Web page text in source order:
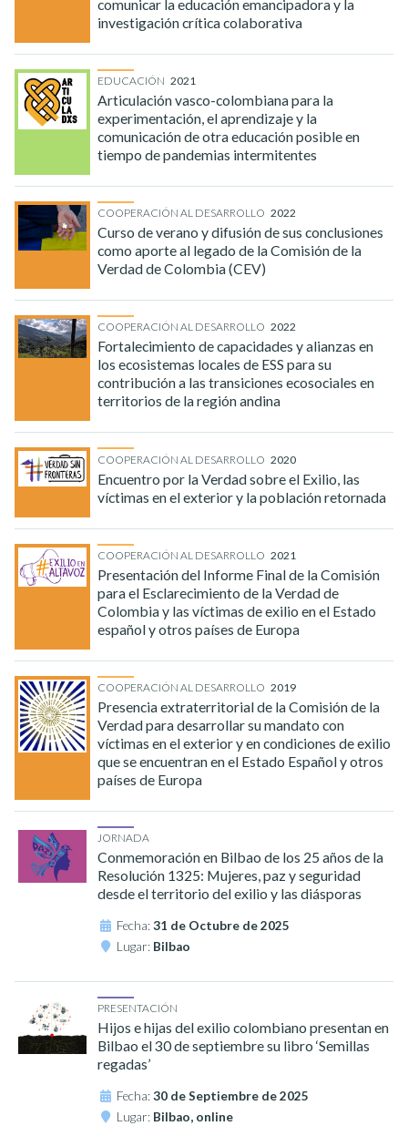
comunicar la educación emancipadora y la
investigación crítica colaborativa
EDUCACIÓN 2021
Articulación vasco-colombiana para la
experimentación, el aprendizaje y la
comunicación de otra educación posible en
tiempo de pandemias intermitentes
COOPERACIÓN AL DESARROLLO 2022
Curso de verano y difusión de sus conclusiones
como aporte al legado de la Comisión de la
Verdad de Colombia (CEV)
COOPERACIÓN AL DESARROLLO 2022
Fortalecimiento de capacidades y alianzas en
los ecosistemas locales de ESS para su
contribución a las transiciones ecosociales en
territorios de la región andina
COOPERACIÓN AL DESARROLLO 2020
Encuentro por la Verdad sobre el Exilio, las
víctimas en el exterior y la población retornada
COOPERACIÓN AL DESARROLLO 2021
Presentación del Informe Final de la Comisión
para el Esclarecimiento de la Verdad de
Colombia y las víctimas de exilio en el Estado
español y otros países de Europa
COOPERACIÓN AL DESARROLLO 2019
Presencia extraterritorial de la Comisión de la
Verdad para desarrollar su mandato con
víctimas en el exterior y en condiciones de exilio
que se encuentran en el Estado Español y otros
países de Europa
JORNADA
Conmemoración en Bilbao de los 25 años de la
Resolución 1325: Mujeres, paz y seguridad
desde el territorio del exilio y las diásporas
Fecha:31 de Octubre de 2025
Lugar: Bilbao
PRESENTACIÓN
Hijos e hijas del exilio colombiano presentan en
Bilbao el 30 de septiembre su libro ‘Semillas
regadas’
Fecha:30 de Septiembre de 2025
Lugar: Bilbao, online